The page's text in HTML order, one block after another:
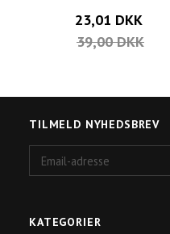
23,01 DKK
39,00 DKK
TILMELD NYHEDSBREV
adresse
KATEGORIER